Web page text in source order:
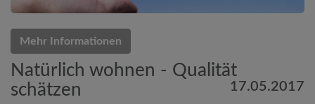
Mehr Informationen
Natürlich wohnen - Qualität
schätzen
17.05.2017